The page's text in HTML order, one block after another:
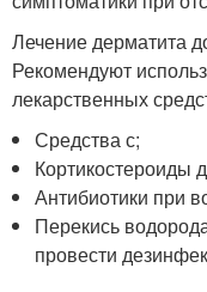
Лечение дерматита
Рекомендуют
лекарственных
Средства с;
Кортикостероиды
Антибиотики при
Перекись
провести